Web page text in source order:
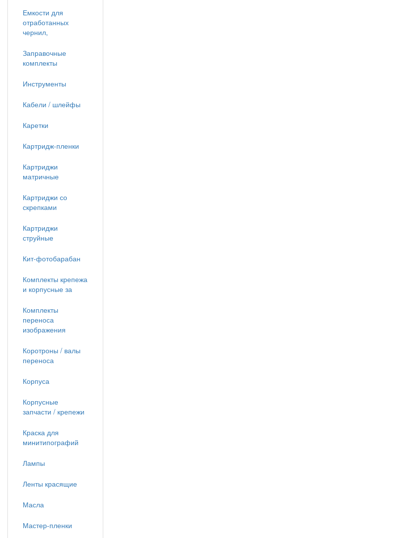
Емкости для
отработанных
чернил,
Заправочные
комплекты
Инструменты
Кабели / шлейфы
Каретки
Картридж-пленки
Картриджи
матричные
Картриджи со
скрепками
Картриджи
струйные
Кит-фотобарабан
Комплекты крепежа
и корпусные за
Комплекты
переноса
изображения
Коротроны / валы
переноса
Корпуса
Корпусные
запчасти / крепежи
Краска для
минитипографий
Лампы
Ленты красящие
Масла
Мастер-пленки